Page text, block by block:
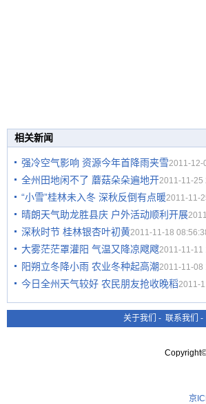
相关新闻
强冷空气影响 资源今年首降雨夹雪2011-12-
全州田地闲不了 蘑菇朵朵遍地开2011-11-25
“小雪”桂林未入冬 深秋反倒有点暖2011-11-
晴朗天气助龙胜县庆 户外活动顺利开展
深秋时节 桂林银杏叶初黄2011-11-18
大雾茫茫罩灌阳 气温又降凉飕飕2011-11-11
阳朔立冬降小雨 农业冬种起高潮2011-11-08
今日全州天气较好 农民朋友抢收晚稻2011-
关于我们 - 联系我们 -
京